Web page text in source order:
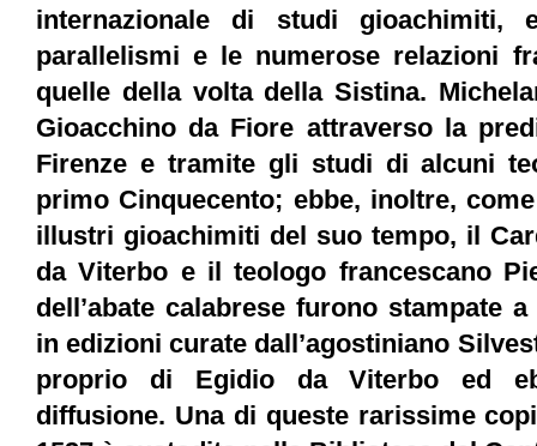
internazionale di studi gioachimiti,
parallelismi e le numerose relazioni
quelle della volta della Sistina.
Gioacchino da Fiore attraverso la
Firenze e tramite gli studi di alcuni
primo Cinquecento; ebbe, inoltre,
illustri gioachimiti del suo tempo, il
da Viterbo e il teologo francescano
dell’abate calabrese furono stampate
in edizioni curate dall’agostiniano
proprio di Egidio da Viterbo ed
diffusione. Una di queste rarissime